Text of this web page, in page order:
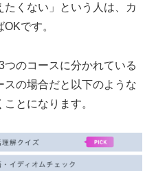
くない」という人は、カ
です。
のコースに分かれている
の場合だと以下のような
とになります。